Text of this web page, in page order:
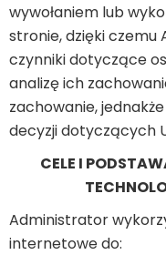
wywołaniem lub
stronie, dzięki
czynniki dotyczące
analizę ich
zachowanie,
decyzji dotyczących
CELE I
Administrator
internetowe do: